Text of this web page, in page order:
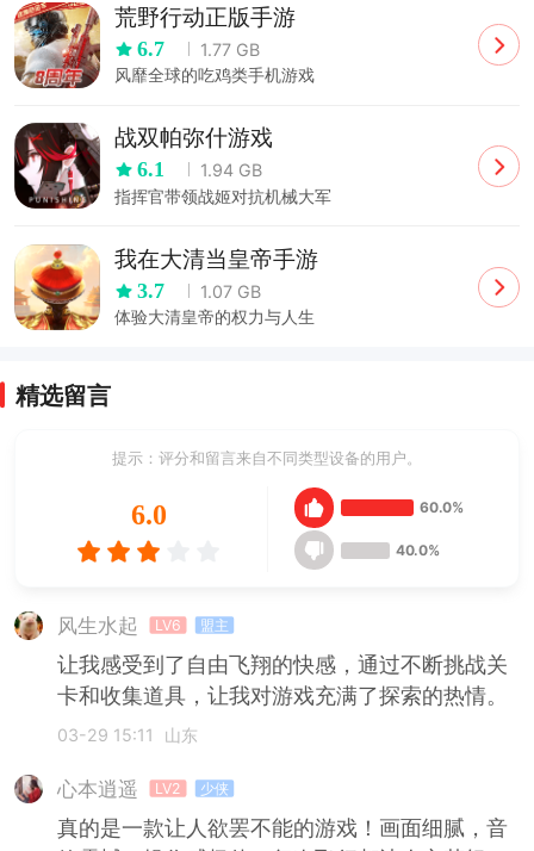
荒野行动正版手游
6.7
1.77 GB
风靡全球的吃鸡类手机游戏
战双帕弥什游戏
6.1
1.94 GB
指挥官带领战姬对抗机械大军
我在大清当皇帝手游
3.7
1.07 GB
体验大清皇帝的权力与人生
精选留言
提示：评分和留言来自不同类型设备的用户。
6.0 60.0%
40.0%
风生水起 LV6 盟主
让我感受到了自由飞翔的快感，通过不断挑战关
卡和收集道具，让我对游戏充满了探索的热情。
03-29 15:11 山东
心本逍遥 LV2 少侠
真的是一款让人欲罢不能的游戏！画面细腻，音